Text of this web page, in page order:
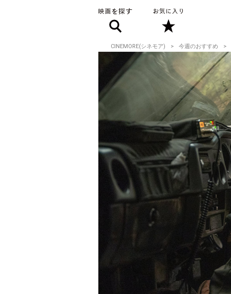
CINEMORE(シネモア) 今週のおすすめ